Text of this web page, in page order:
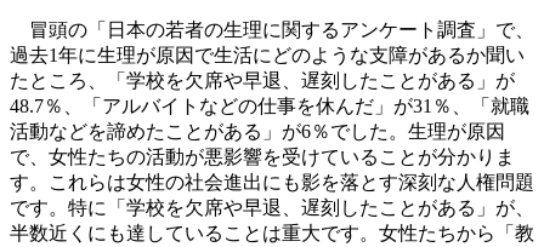
冒頭の「日本の若者の生理に関するアンケート調査」で、
過去1年に生理が原因で生活にどのような支障があるか聞い
たところ、「学校を欠席や早退、遅刻したことがある」が
48.7％、「アルバイトなどの仕事を休んだ」が31％、「就職
活動などを諦めたことがある」が6％でした。生理が原因
で、女性たちの活動が悪影響を受けていることが分かりま
す。これらは女性の社会進出にも影を落とす深刻な人権問題
です。特に「学校を欠席や早退、遅刻したことがある」が、
半数近くにも達していることは重大です。女性たちから「教